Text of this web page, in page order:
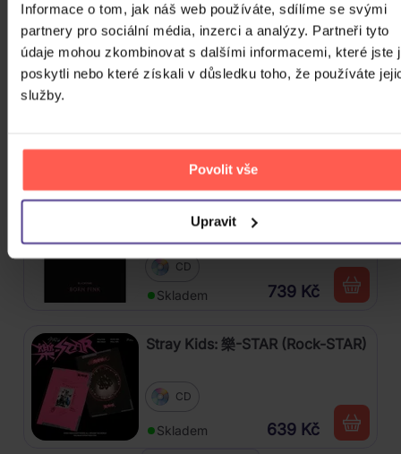
Informace o tom, jak náš web používáte, sdílíme se svými
partnery pro sociální média, inzerci a analýzy. Partneři tyto
údaje mohou zkombinovat s dalšími informacemi, které jste
poskytli nebo které získali v důsledku toho, že používáte
služby.
Povolit vše
Upravit
Skladem 669 Kč
David Michal: 20 největších hitů
Skladem 259 Kč
Blackpink: Born Pink (BOX, Pink
Version)
CD
Skladem 739 Kč
Stray Kids: 樂-STAR (Rock-STAR)
CD
Skladem 639 Kč